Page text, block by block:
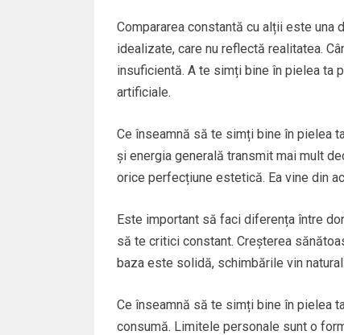
Compararea constantă cu alții este una
idealizate, care nu reflectă realitatea.
insuficientă. A te simți bine în pielea ta
artificiale.
Ce înseamnă să te simți bine în pielea
și energia generală transmit mai mult
orice perfecțiune estetică. Ea vine din
Este important să faci diferența între
să te critici constant. Creșterea
baza este solidă, schimbările vin natural.
Ce înseamnă să te simți bine în pielea
consumă. Limitele personale sunt o